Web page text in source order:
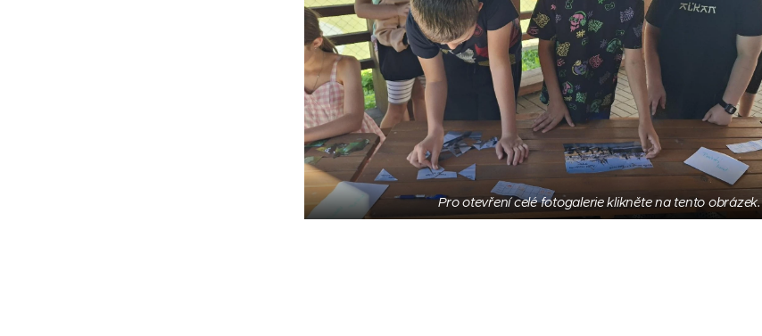
Pro otevření celé fotogalerie klikněte na tento obrázek.